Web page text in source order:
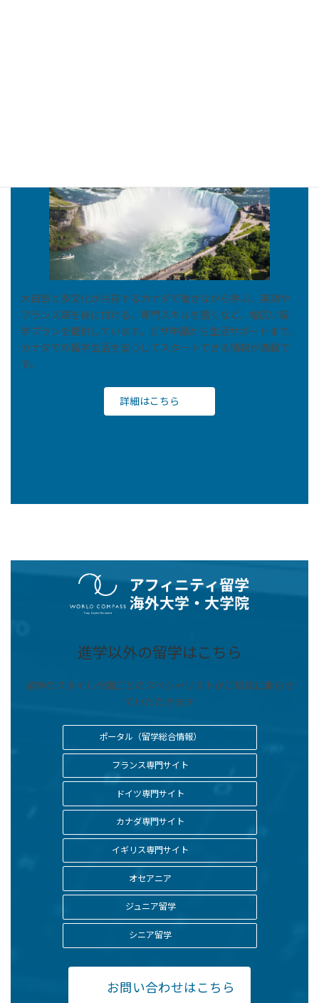
大自然と多文化が共存するカナダで働きながら学ぶ、英語や
フランス語を身に付ける、専門スキルを磨くなど、幅広い留
学プランを提供しています。ビザ申請から生活サポートまで、
カナダでの留学生活を安心してスタートできる情報が満載で
す。
詳細はこちら
進学以外の留学はこちら
留学のスタイルや国ごとのスペシャリストがご相談に乗らせ
ていただきます
ポータル（留学総合情報）
フランス専門サイト
ドイツ専門サイト
カナダ専門サイト
イギリス専門サイト
オセアニア
ジュニア留学
シニア留学
お問い合わせはこちら